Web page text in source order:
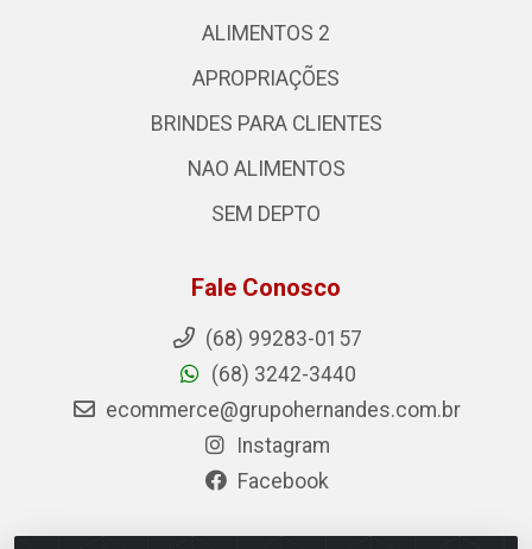
ALIMENTOS 2
APROPRIAÇÕES
BRINDES PARA CLIENTES
NAO ALIMENTOS
SEM DEPTO
Fale Conosco
(68) 99283-0157
(68) 3242-3440
ecommerce@grupohernandes.com.br
Instagram
Facebook